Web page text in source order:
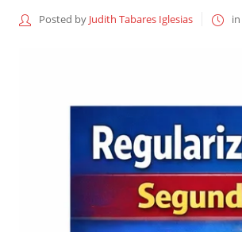
Posted by Judith Tabares Iglesias in